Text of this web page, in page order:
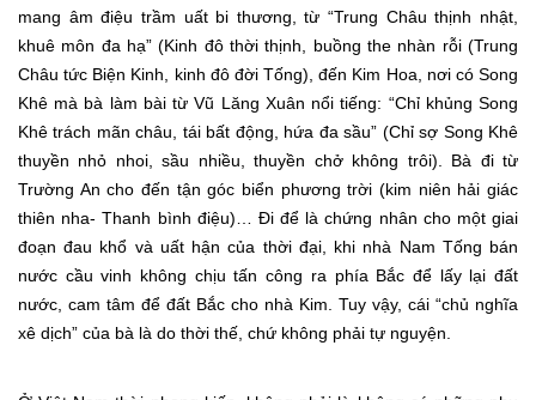
mang âm điệu trầm uất bi thương, từ “Trung Châu thịnh nhật,
khuê môn đa hạ” (Kinh đô thời thịnh, buồng the nhàn rỗi (Trung
Châu tức Biện Kinh, kinh đô đời Tống), đến Kim Hoa, nơi có Song
Khê mà bà làm bài từ Vũ Lăng Xuân nổi tiếng: “Chỉ khủng Song
Khê trách mãn châu, tái bất động, hứa đa sầu” (Chỉ sợ Song Khê
thuyền nhỏ nhoi, sầu nhiều, thuyền chở không trôi). Bà đi từ
Trường An cho đến tận góc biển phương trời (kim niên hải giác
thiên nha- Thanh bình điệu)… Đi để là chứng nhân cho một giai
đoạn đau khổ và uất hận của thời đại, khi nhà Nam Tống bán
nước cầu vinh không chịu tấn công ra phía Bắc để lấy lại đất
nước, cam tâm để đất Bắc cho nhà Kim. Tuy vậy, cái “chủ nghĩa
xê dịch” của bà là do thời thế, chứ không phải tự nguyện.